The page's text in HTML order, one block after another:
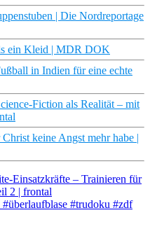
| Die Nordreportage
ein Kleid | MDR DOK
in Indien für eine echte
Fiction als Realität – mit
keine Angst mehr habe |
Einsatzkräfte – Trainieren für
2 | frontal
#trudoku #zdf